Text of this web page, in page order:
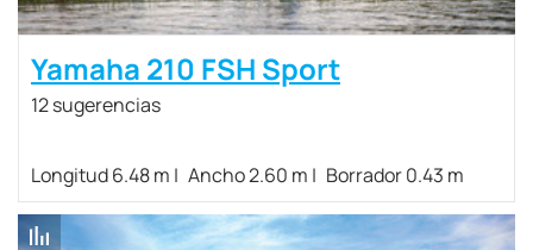
Yamaha 210 FSH Sport
12 sugerencias
Longitud 6.48 m Ancho 2.60 m Borrador 0.43 m